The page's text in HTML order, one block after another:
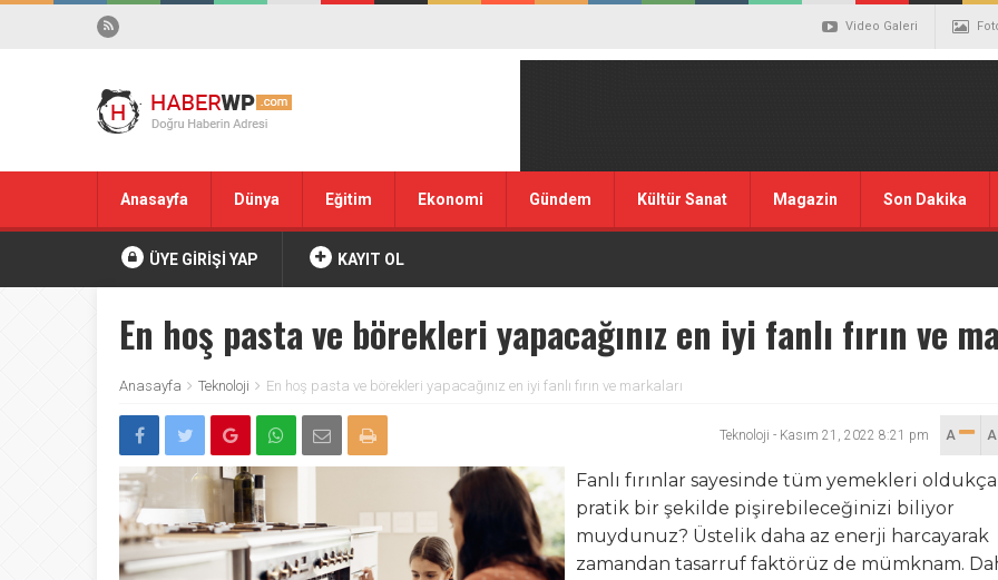
Video Galeri
Anasayfa Dünya Eğitim Ekonomi Gündem Kültür Sanat Magazin Son Dakika
ÜYE GİRİŞİ YAP KAYIT OL
En hoş pasta ve börekleri yapacağınız en iyi fanlı fırın ve
Anasayfa Teknoloji En hoş pasta ve börekleri yapacağınız en iyi fanlı fırın ve markaları
Teknoloji - Kasım 21, 2022 8:21 pm A
Fanlı fırınlar sayesinde tüm yemekleri oldukça
pratik bir şekilde pişirebileceğinizi biliyor
muydunuz? Üstelik daha az enerji harcayarak
zamandan tasarruf faktörüz de mümknam.